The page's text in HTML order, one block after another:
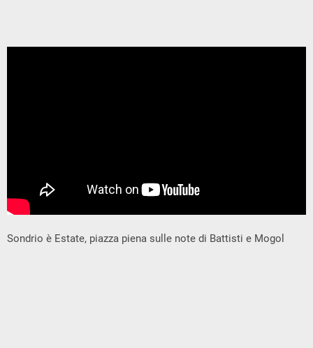
Sondrio è Estate, piazza piena sulle note di Battisti e Mogol